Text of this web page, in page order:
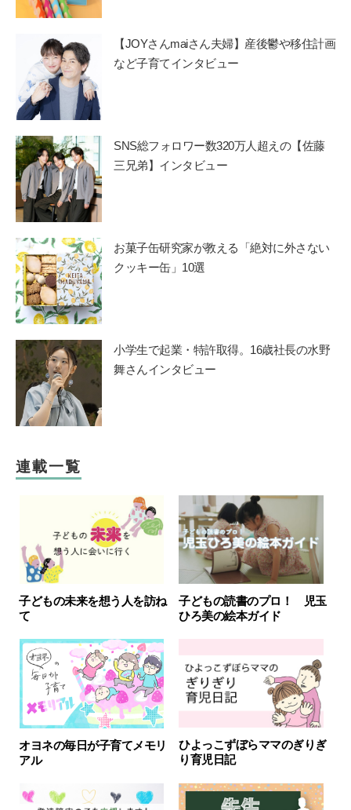
【JOYさんmaiさん夫婦】産後鬱や移住計画
など子育てインタビュー
SNS総フォロワー数320万人超えの【佐藤
三兄弟】インタビュー
お菓子缶研究家が教える「絶対に外さない
クッキー缶」10選
小学生で起業・特許取得。16歳社長の水野
舞さんインタビュー
連載一覧
子どもの未来を想う人を訪ね
て
子どもの読書のプロ！ 児玉
ひろ美の絵本ガイド
オヨネの毎日が子育てメモリ
アル
ひよっこずぼらママのぎりぎ
り育児日記